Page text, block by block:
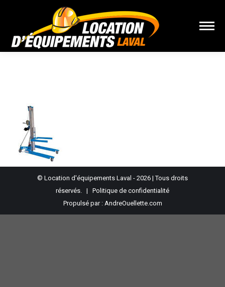
© Location d'équipements Laval - 2026 | Tous droits
réservés. | Politique de confidentialité
Propulsé par : AndreOuellette.com